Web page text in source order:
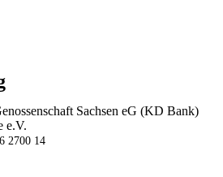
Sachsen eG (KD Bank)
e.V.
2700 14